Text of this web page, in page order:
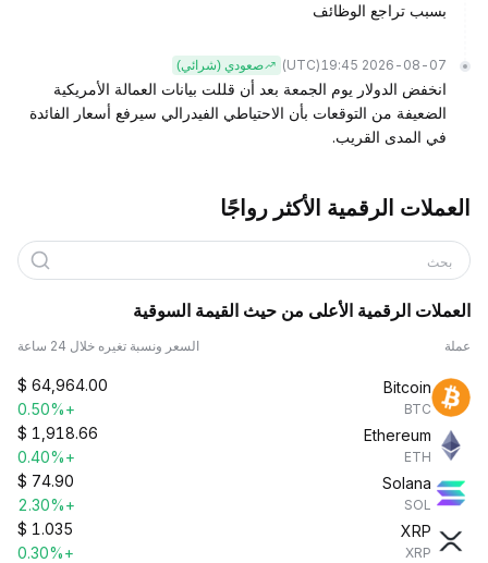
بسبب تراجع الوظائف
2026-08-07 19:45
(UTC) صعودي (شرائي)
انخفض الدولار يوم الجمعة بعد أن قللت بيانات العمالة الأمريكية
الضعيفة من التوقعات بأن الاحتياطي الفيدرالي سيرفع أسعار الفائدة
في المدى القريب.
العملات الرقمية الأكثر رواجًا
بحث
العملات الرقمية الأعلى من حيث القيمة السوقية
عملة السعر ونسبة تغيره خلال 24 ساعة
Bitcoin
BTC
$ 64,964.00
+0.50%
Ethereum
ETH
$ 1,918.66
+0.40%
Solana
SOL
$ 74.90
+2.30%
XRP
XRP
$ 1.035
+0.30%